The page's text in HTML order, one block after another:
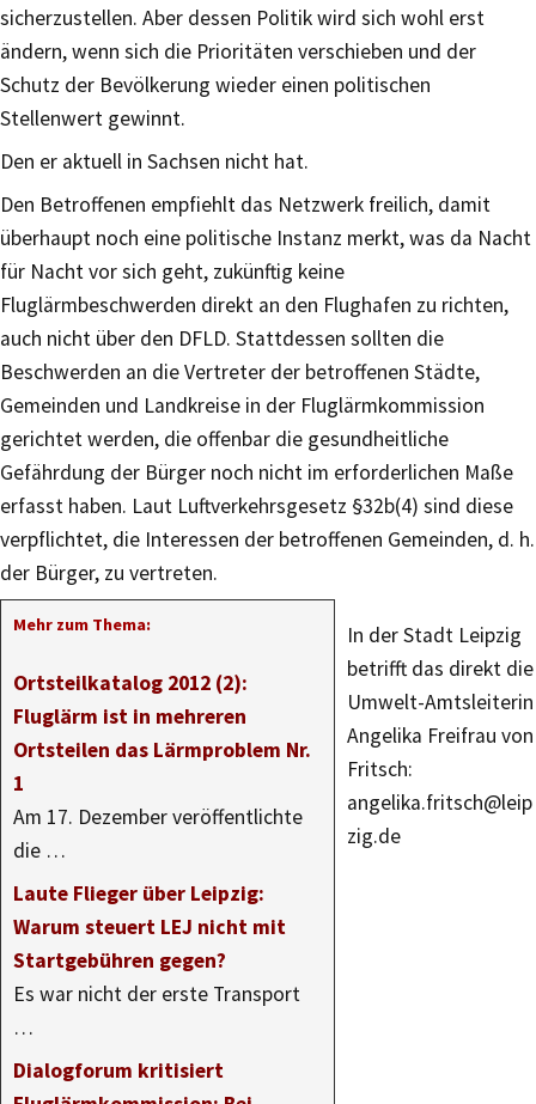
sicherzustellen. Aber dessen Politik wird sich wohl erst
ändern, wenn sich die Prioritäten verschieben und der
Schutz der Bevölkerung wieder einen politischen
Stellenwert gewinnt.
Den er aktuell in Sachsen nicht hat.
Den Betroffenen empfiehlt das Netzwerk freilich, damit
überhaupt noch eine politische Instanz merkt, was da Nacht
für Nacht vor sich geht, zukünftig keine
Fluglärmbeschwerden direkt an den Flughafen zu richten,
auch nicht über den DFLD. Stattdessen sollten die
Beschwerden an die Vertreter der betroffenen Städte,
Gemeinden und Landkreise in der Fluglärmkommission
gerichtet werden, die offenbar die gesundheitliche
Gefährdung der Bürger noch nicht im erforderlichen Maße
erfasst haben. Laut Luftverkehrsgesetz §32b(4) sind diese
verpflichtet, die Interessen der betroffenen Gemeinden, d. h.
der Bürger, zu vertreten.
Mehr zum Thema:
Ortsteilkatalog 2012 (2):
Fluglärm ist in mehreren
Ortsteilen das Lärmproblem Nr.
1
Am 17. Dezember veröffentlichte
die …
Laute Flieger über Leipzig:
Warum steuert LEJ nicht mit
Startgebühren gegen?
Es war nicht der erste Transport
…
Dialogforum kritisiert
In der Stadt Leipzig
betrifft das direkt die
Umwelt-Amtsleiterin
Angelika Freifrau von
Fritsch:
angelika.fritsch@leip
zig.de